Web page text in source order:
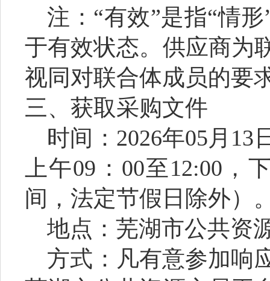
注： “有效”是指“情形
于有效状态。供应商为
视同对联合体成员的要
三、获取采购文件
时间： 2026年05月 13
上午09 ： 00至12:00 ，
间，法定节假日除外）
地点：芜湖市公共资
方式：凡有意参加响